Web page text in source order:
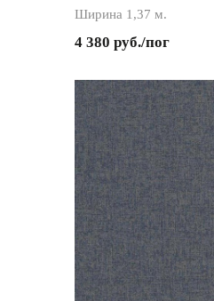
Ширина 1,37 м.
4 380 руб./пог